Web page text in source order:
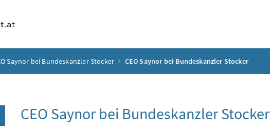
Saynor bei Bundeskanzler Stocker CEO Saynor bei Bundeskanzler Stocker
CEO Saynor bei Bundeskanzler Stocker